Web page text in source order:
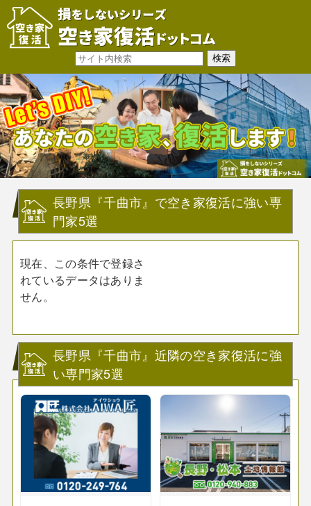
長野県『千曲市』で空き家復活に強い専
門家5選
現在、この条件で登録さ
れているデータはありま
せん。
長野県『千曲市』近隣の空き家復活に強
い専門家5選